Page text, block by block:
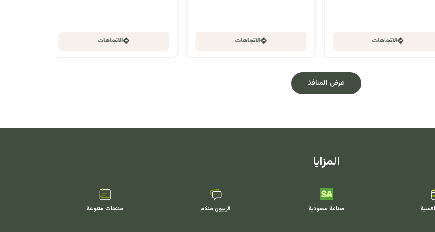
الاتجاهات الاتجاهات الاتجاهات
عرض المنافذ
المزايا
صناعة سعودية قريبون منكم منتجات متنوعة